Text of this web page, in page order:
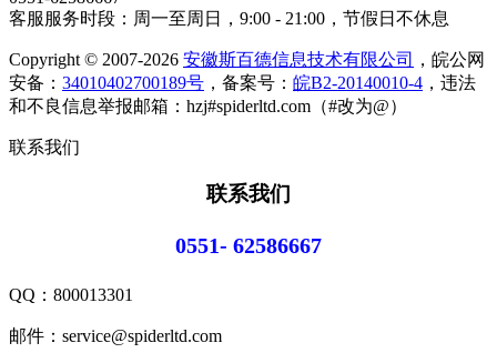
客服服务时段：周一至周日，9:00 - 21:00，节假日不休息
Copyright © 2007-2026 安徽斯百德信息技术有限公司
，皖公网
安备： 34010402700189号 ，备案号： 皖B2-20140010-4 ，违法
和不良信息举报邮箱：hzj#spiderltd.com（#改为@）
联系我们
联系我们
0551- 62586667
QQ： 800013301
邮件：service@spiderltd.com